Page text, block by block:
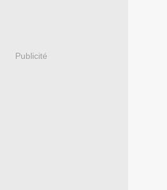
Publicité